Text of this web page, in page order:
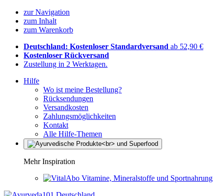
zur Navigation
zum Inhalt
zum Warenkorb
Deutschland: Kostenloser Standardversand ab 52,90 €
Kostenloser Rückversand
Zustellung in 2 Werktagen.
Hilfe
Wo ist meine Bestellung?
Rücksendungen
Versandkosten
Zahlungsmöglichkeiten
Kontakt
Alle Hilfe-Themen
Mehr Inspiration
Vitamine, Mineralstoffe und Sportnahrung